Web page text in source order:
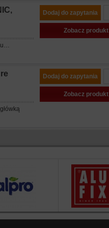
Dodaj do zapytania
Zobacz produkt
Dodaj do zapytania
Zobacz produkt